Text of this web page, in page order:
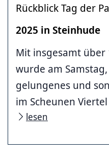
Rückblick Tag der
2025 in Steinhude
Mit insgesamt über
wurde am
gelungenes und
im Scheunen
lesen